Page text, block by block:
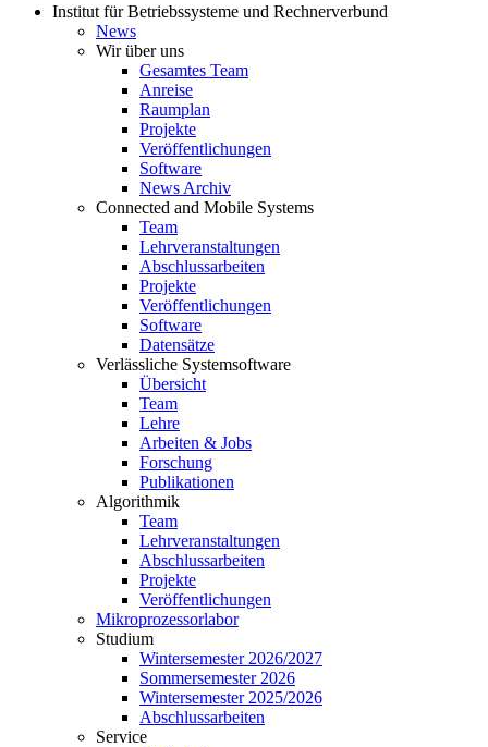
Institut für Betriebssysteme und Rechnerverbund
News
Wir über uns
Gesamtes Team
Anreise
Raumplan
Projekte
Veröffentlichungen
Software
News Archiv
Connected and Mobile Systems
Team
Lehrveranstaltungen
Abschlussarbeiten
Projekte
Veröffentlichungen
Software
Datensätze
Verlässliche Systemsoftware
Übersicht
Team
Lehre
Arbeiten & Jobs
Forschung
Publikationen
Algorithmik
Team
Lehrveranstaltungen
Abschlussarbeiten
Projekte
Veröffentlichungen
Mikroprozessorlabor
Studium
Wintersemester 2026/2027
Sommersemester 2026
Wintersemester 2025/2026
Abschlussarbeiten
Service